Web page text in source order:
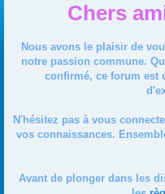
Chers
Nous avons le plaisir de
notre passion commune.
confirmé, ce forum est
N'hésitez pas à vous
vos connaissances.
Avant de plonger dans les